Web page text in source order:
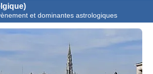
et dominantes astrologiques